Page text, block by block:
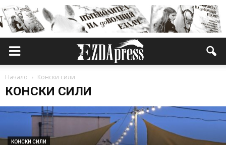
Начало Конски сили
КОНСКИ СИЛИ
КОНСКИ СИЛИ